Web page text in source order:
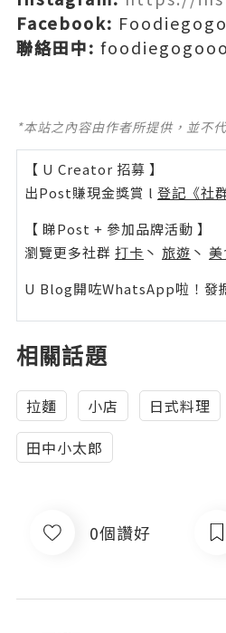
Facebook:
聯絡田中:
*本站之內容由作者所提供，並不
【 U Creator 招募 】
出Post賺現金獎賞 l 登記《社
【 睇Post + 參加品牌活動 】
瀏覽更多社群 打卡 丶 旅遊 丶
U Blog開咗WhatsApp啦！發
相關話題
拉麵 小店 日式料理
田中小太郎
0個讚好